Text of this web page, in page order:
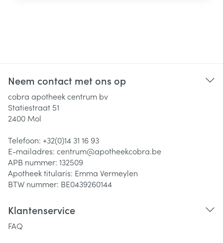
Neem contact met ons op
cobra apotheek centrum bv
Statiestraat 51
2400 Mol
Telefoon: +32(0)14 31 16 93
E-mailadres: centrum@apotheekcobra.be
APB nummer: 132509
Apotheek titularis: Emma Vermeylen
BTW nummer: BE0439260144
Klantenservice
FAQ